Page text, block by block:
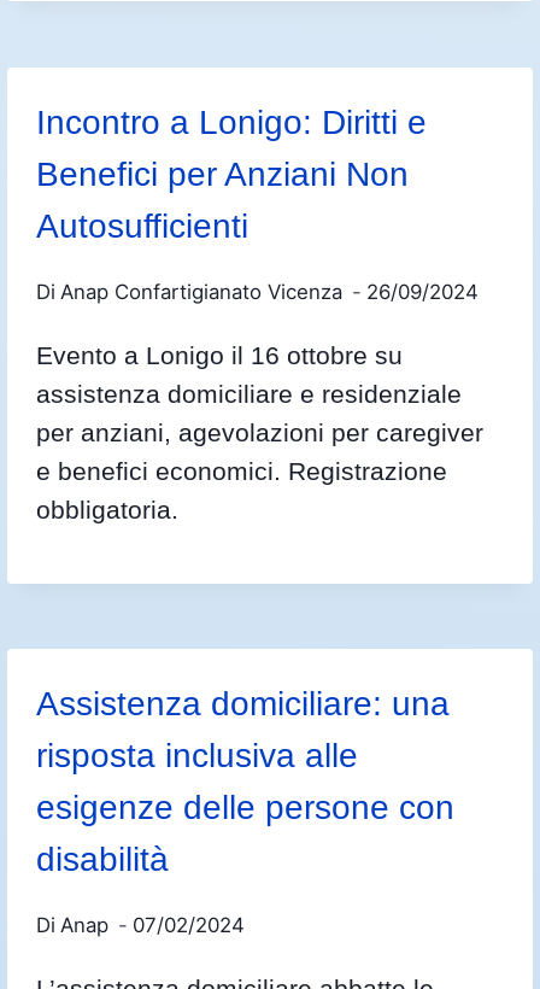
Incontro a Lonigo: Diritti e
Benefici per Anziani Non
Autosufficienti
Di Anap Confartigianato Vicenza 26/09/2024
Evento a Lonigo il 16 ottobre su
assistenza domiciliare e residenziale
per anziani, agevolazioni per caregiver
e benefici economici. Registrazione
obbligatoria.
Assistenza domiciliare: una
risposta inclusiva alle
esigenze delle persone con
disabilità
Di Anap 07/02/2024